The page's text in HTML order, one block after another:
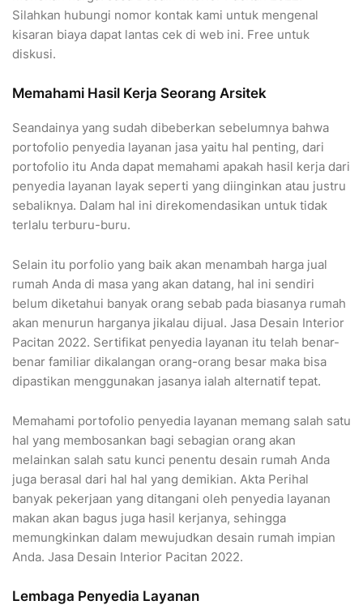
Silahkan hubungi nomor kontak kami untuk mengenal
kisaran biaya dapat lantas cek di web ini. Free untuk
diskusi.
Memahami Hasil Kerja Seorang Arsitek
Seandainya yang sudah dibeberkan sebelumnya bahwa
portofolio penyedia layanan jasa yaitu hal penting, dari
portofolio itu Anda dapat memahami apakah hasil kerja dari
penyedia layanan layak seperti yang diinginkan atau justru
sebaliknya. Dalam hal ini direkomendasikan untuk tidak
terlalu terburu-buru.
Selain itu porfolio yang baik akan menambah harga jual
rumah Anda di masa yang akan datang, hal ini sendiri
belum diketahui banyak orang sebab pada biasanya rumah
akan menurun harganya jikalau dijual. Jasa Desain Interior
Pacitan 2022. Sertifikat penyedia layanan itu telah benar-
benar familiar dikalangan orang-orang besar maka bisa
dipastikan menggunakan jasanya ialah alternatif tepat.
Memahami portofolio penyedia layanan memang salah satu
hal yang membosankan bagi sebagian orang akan
melainkan salah satu kunci penentu desain rumah Anda
juga berasal dari hal hal yang demikian. Akta Perihal
banyak pekerjaan yang ditangani oleh penyedia layanan
makan akan bagus juga hasil kerjanya, sehingga
memungkinkan dalam mewujudkan desain rumah impian
Anda. Jasa Desain Interior Pacitan 2022.
Lembaga Penyedia Layanan